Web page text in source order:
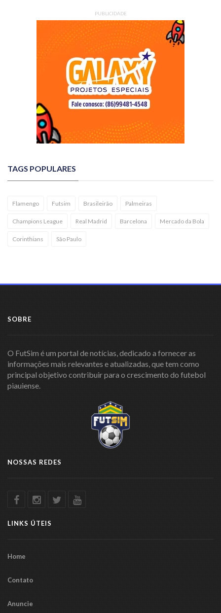
PUBLICIDADE
TAGS POPULARES
Flamengo Futsim Brasileirão Palmeiras
Champions League Real Madrid Barcelona Mercado da Bola
Corinthians São Paulo
SOBRE
O FutSim é um portal de notícias, dedicado a fornecer as
informações mais relevantes e atualizadas, que tem como
principal objetivo contribuir para o crescimento do futebol
piauiense.
NOSSAS REDES
LINKS ÚTEIS
Home
Contato
Anuncie